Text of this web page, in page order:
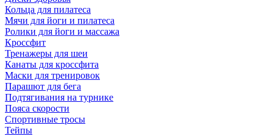
Кольца для пилатеса
Мячи для йоги и пилатеса
Ролики для йоги и массажа
Кроссфит
Тренажеры для шеи
Канаты для кроссфита
Маски для тренировок
Парашют для бега
Подтягивания на турнике
Пояса скорости
Спортивные тросы
Тейпы